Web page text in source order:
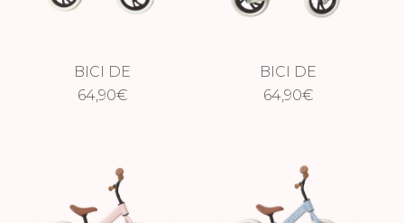
BICI DE
EQUILIBRIO
64,90€
BICI DE
EQUILIBRIO
64,90€